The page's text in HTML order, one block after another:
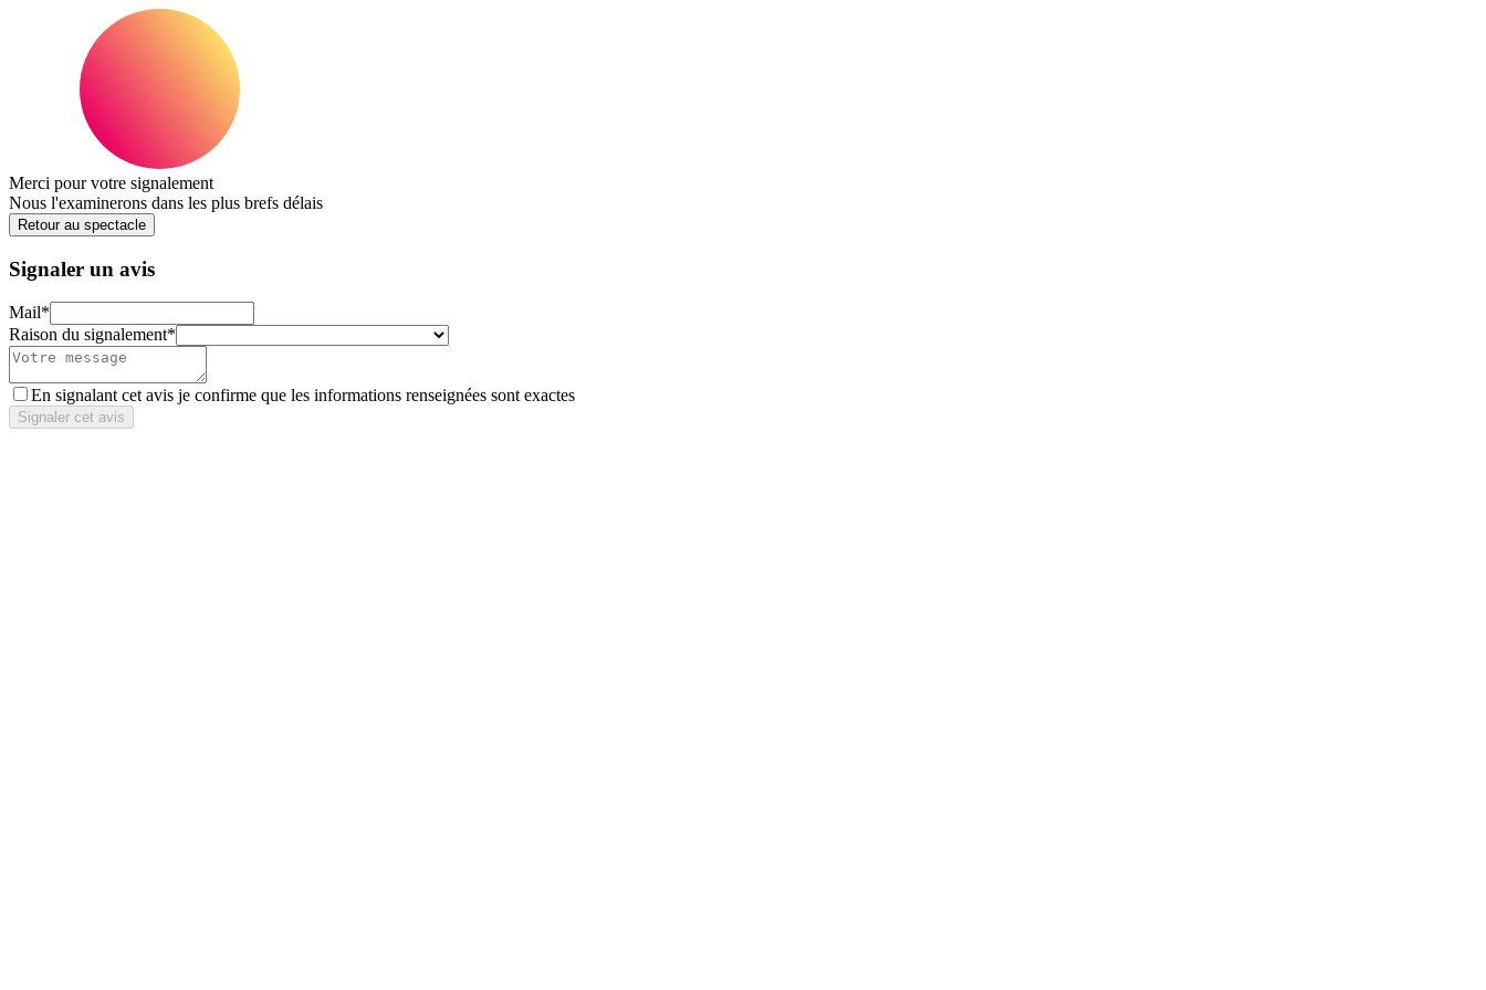
Merci pour votre signalement
Nous l'examinerons dans les plus brefs délais
Retour au spectacle
Signaler un avis
Mail*
Raison du signalement*
En signalant cet avis je confirme que les informations renseignées sont exactes
Signaler cet avis